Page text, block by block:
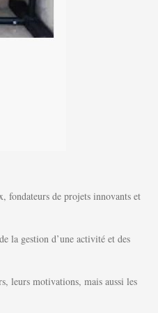
fondateurs de projets innovants et
la gestion d’une activité et des
leurs motivations, mais aussi les